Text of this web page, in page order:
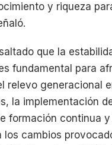
y riqueza
que la
fundamental para
relevo generacional
la implementación
formación continua y
los cambios